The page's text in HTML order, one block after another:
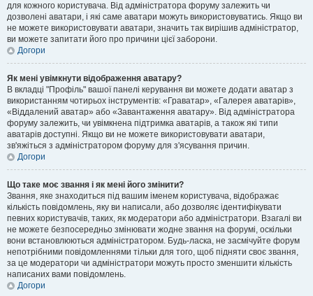
для кожного користувача. Від адміністратора форуму залежить чи
дозволені аватари, і які саме аватари можуть використовуватись. Якщо ви
не можете використовувати аватари, значить так вирішив адміністратор,
ви можете запитати його про причини цієї заборони.
Догори
Як мені увімкнути відображення аватару?
В вкладці "Профіль" вашої панелі керування ви можете додати аватар з
використанням чотирьох інструментів: «Граватар», «Галерея аватарів»,
«Віддалений аватар» або «Завантаження аватару». Від адміністратора
форуму залежить, чи увімкнена підтримка аватарів, а також які типи
аватарів доступні. Якщо ви не можете використовувати аватари,
зв'яжіться з адміністратором форуму для з'ясування причин.
Догори
Що таке моє звання і як мені його змінити?
Звання, яке знаходиться під вашим іменем користувача, відображає
кількість повідомлень, яку ви написали, або дозволяє ідентифікувати
певних користувачів, таких, як модератори або адміністратори. Взагалі ви
не можете безпосередньо змінювати жодне звання на форумі, оскільки
вони встановлюються адміністратором. Будь-ласка, не засмічуйте форум
непотрібними повідомленнями тільки для того, щоб підняти своє звання,
за це модератори чи адміністратори можуть просто зменшити кількість
написаних вами повідомлень.
Догори